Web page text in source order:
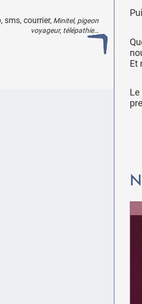
sms, courrier, Minitel, pigeon
voyageur, télépathie…
Et